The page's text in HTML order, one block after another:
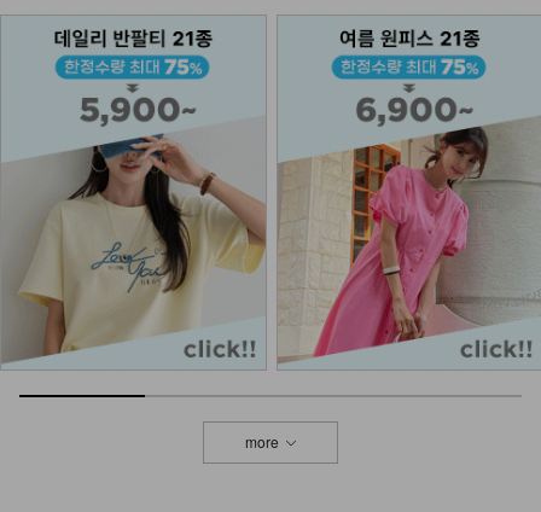
DM61-BG-03/에퓨르 체인 빅 숄더백
_HR
27,900
NK02-A-10/슬림브이 목걸이_DY
9,900
NKA52-AI-1/모던 라인 포인트 반지
more